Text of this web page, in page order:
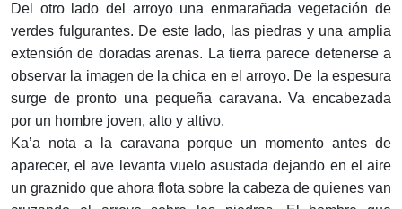
Del otro lado del arroyo una enmarañada vegetación de
verdes fulgurantes. De este lado, las piedras y una amplia
extensión de doradas arenas. La tierra parece detenerse a
observar la imagen de la chica en el arroyo. De la espesura
surge de pronto una pequeña caravana. Va encabezada
por un hombre joven, alto y altivo.
Ka’a nota a la caravana porque un momento antes de
aparecer, el ave levanta vuelo asustada dejando en el aire
un graznido que ahora flota sobre la cabeza de quienes van